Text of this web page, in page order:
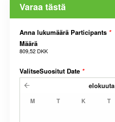
Varaa tästä
Anna lukumäärä Participants *
Määrä
809,52 DKK
ValitseSuositut Date *
elokuuta
M T K T